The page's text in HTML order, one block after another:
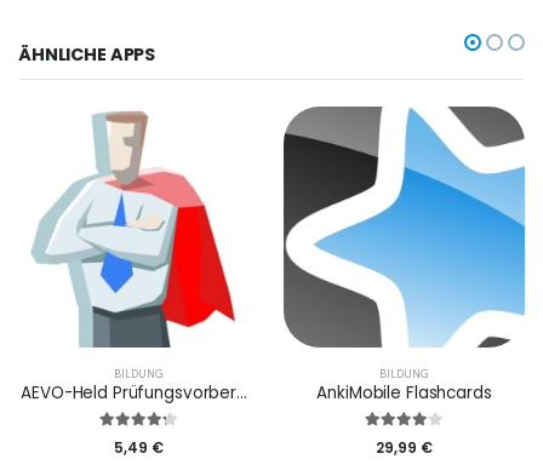
ÄHNLICHE APPS
BILDUNG
AEVO-Held Prüfungsvorbereitung
5,49 €
BILDUNG
AnkiMobile Flashcards
29,99 €